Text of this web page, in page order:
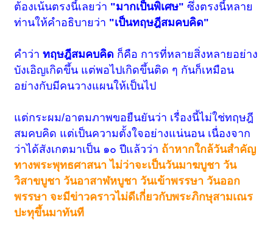
ต้องเน้นตรงนี้เลยว่า "มากเป็นพิเศษ" ซึ่งตรงนี้หลาย
ท่านให้คำอธิบายว่า "เป็นทฤษฎีสมคบคิด"
คำว่า ทฤษฎีสมคบคิด ก็คือ การที่หลายสิ่งหลายอย่าง
บังเอิญเกิดขึ้น แต่พอไปเกิดขึ้นติด ๆ กันก็เหมือน
อย่างกับมีคนวางแผนให้เป็นไป
แต่กระผม/อาตมภาพขอยืนยันว่า เรื่องนี้ไม่ใช่ทฤษฎี
สมคบคิด แต่เป็นความตั้งใจอย่างแน่นอน เนื่องจาก
ว่าได้สังเกตมาเป็น ๑๐ ปีแล้วว่า ถ้าหากใกล้วันสำคัญ
ทางพระพุทธศาสนา ไม่ว่าจะเป็นวันมาฆบูชา วัน
วิสาขบูชา วันอาสาฬหบูชา วันเข้าพรรษา วันออก
พรรษา จะมีข่าวคราวไม่ดีเกี่ยวกับพระภิกษุสามเณร
ปะทุขึ้นมาทันที